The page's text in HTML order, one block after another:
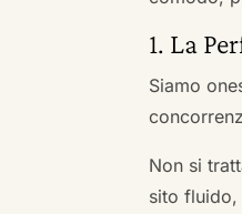
1. La
Siamo
Non si
sito fluido,